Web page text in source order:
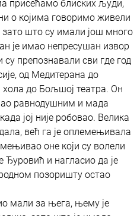
присећамо блиских људи,
о којима говоримо живели
зато што су имали још много
је имао непресушан извор
препознавали сви где год
од Медитерана до
хола до Бољшој театра. Он
равнодушним и мада
јој није робовао. Велика
већ га је оплемењивала
оне који су волели
Ђуровић и нагласио да је
позоришту остао
мали за њега, њему је